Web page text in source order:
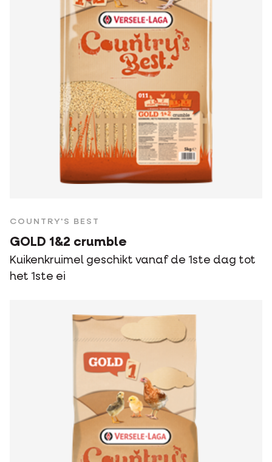
COUNTRY'S BEST
GOLD 1&2 crumble
Kuikenkruimel geschikt vanaf de 1ste dag tot
het 1ste ei